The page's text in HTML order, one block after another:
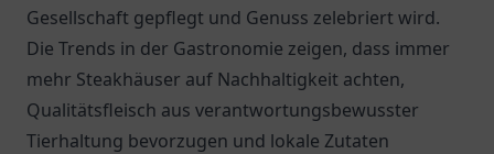
Gesellschaft gepflegt und Genuss zelebriert wird.
Die Trends in der Gastronomie zeigen, dass immer
mehr Steakhäuser auf Nachhaltigkeit achten,
Qualitätsfleisch aus verantwortungsbewusster
Tierhaltung bevorzugen und lokale Zutaten